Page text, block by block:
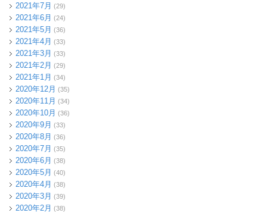
2021年7月 (29)
2021年6月 (24)
2021年5月 (36)
2021年4月 (33)
2021年3月 (33)
2021年2月 (29)
2021年1月 (34)
2020年12月 (35)
2020年11月 (34)
2020年10月 (36)
2020年9月 (33)
2020年8月 (36)
2020年7月 (35)
2020年6月 (38)
2020年5月 (40)
2020年4月 (38)
2020年3月 (39)
2020年2月 (38)